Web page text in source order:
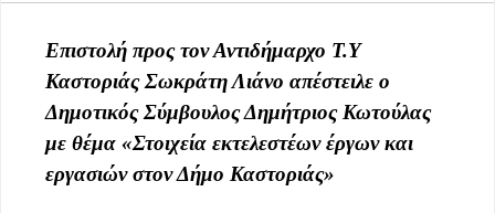
Επιστολή προς τον Αντιδήμαρχο Τ.Υ
Καστοριάς Σωκράτη Λιάνο απέστειλε ο
Δημοτικός Σύμβουλος Δημήτριος Κωτούλας
με θέμα «Στοιχεία εκτελεστέων έργων και
εργασιών στον Δήμο Καστοριάς»